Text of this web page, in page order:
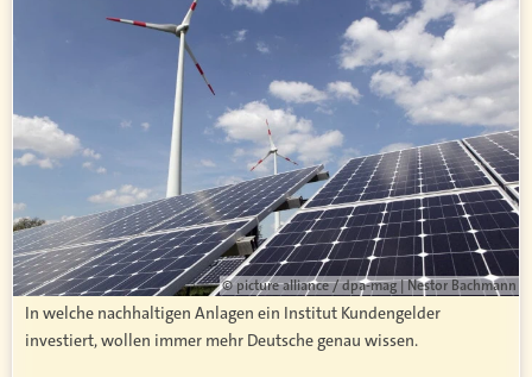
© picture alliance / dpa-mag | Nestor Bachmann
In welche nachhaltigen Anlagen ein Institut Kundengelder
investiert, wollen immer mehr Deutsche genau wissen.